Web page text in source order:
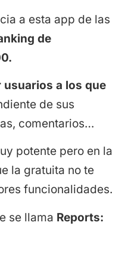
a esta app de las
de
usuarios a los que
de sus
comentarios…
potente pero en la
la gratuita no te
funcionalidades.
se llama Reports: